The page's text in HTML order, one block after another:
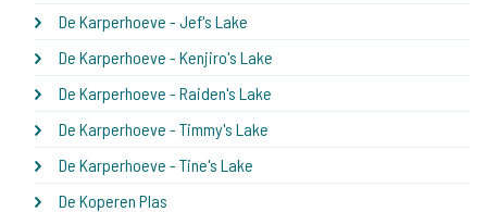
De Karperhoeve - Jef's Lake
De Karperhoeve - Kenjiro's Lake
De Karperhoeve - Raiden's Lake
De Karperhoeve - Timmy's Lake
De Karperhoeve - Tine's Lake
De Koperen Plas